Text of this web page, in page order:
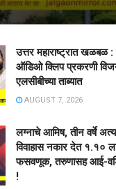
उत्तर महाराष्ट्रात खळबळ
ऑडिओ क्लिप प्रकरणी
एलसीबीच्या ताब्यात
AUGUST 7, 2026
लग्नाचे आमिष, तीन वर्षे
विवाहास नकार देत १.१०
फसवणूक, तरुणासह आई-
!